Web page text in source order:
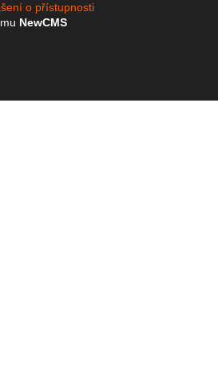
o přístupnosti
NewCMS